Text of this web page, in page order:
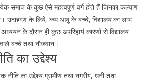
समाज के कुछ ऐसे महत्वपूर्ण वर्ग होते हैं जिनका कल्याण
उदाहरण के लिये, कम आयु के बच्चे, विद्यालय का लाभ
के दौरान ही कुछ अपरिहार्य कारणों से विद्यालय
बच्चे तथा नौजवान।
का उद्देश्य
नीति का उद्देश्य ग्रामीण तथा नगरीय, धनी तथा